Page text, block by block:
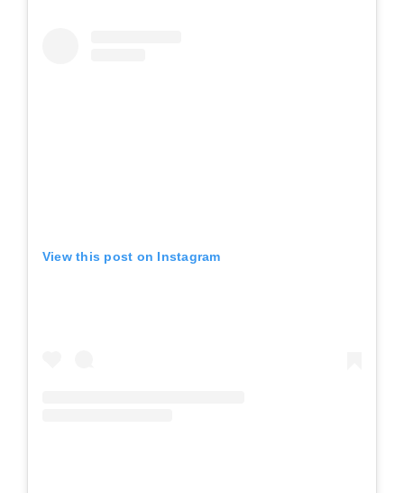
View this post on Instagram